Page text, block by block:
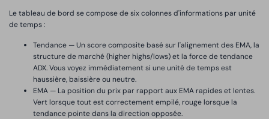
Le tableau de bord se compose de six colonnes d'informations par unité
de temps :
Tendance — Un score composite basé sur l'alignement des EMA, la
structure de marché (higher highs/lows) et la force de tendance
ADX. Vous voyez immédiatement si une unité de temps est
haussière, baissière ou neutre.
EMA — La position du prix par rapport aux EMA rapides et lentes.
Vert lorsque tout est correctement empilé, rouge lorsque la
tendance pointe dans la direction opposée.